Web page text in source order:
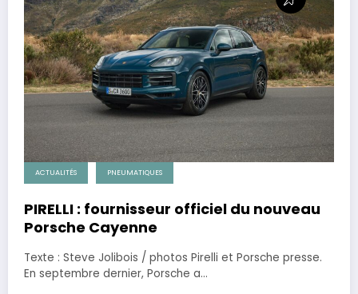
ACTUALITÉS PNEUMATIQUES
PIRELLI : fournisseur officiel du nouveau
Porsche Cayenne
Texte : Steve Jolibois / photos Pirelli et Porsche presse.
En septembre dernier, Porsche a…